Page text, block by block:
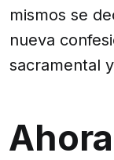
mismos se
nueva
sacramental